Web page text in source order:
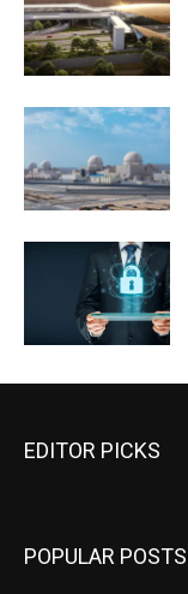
EDITOR PICKS
POPULAR POSTS